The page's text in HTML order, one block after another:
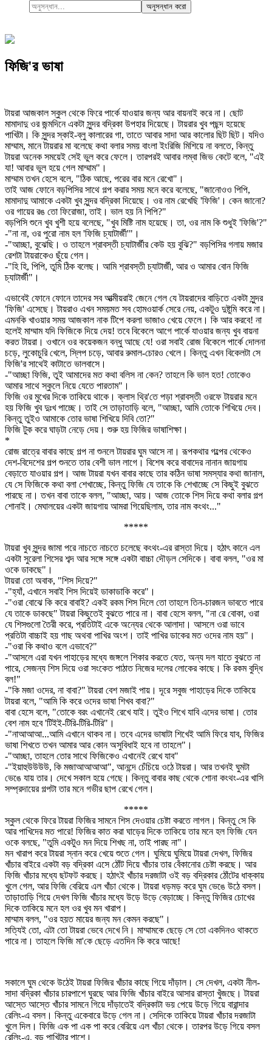
অনুসন্ধান করো
ফিজি'র ভাষা
টায়রা আজকাল স্কুল থেকে ফিরে পার্কে যাওয়ার জন্য আর বায়নাই করে না। ছোট
মামাদাদু ওর জন্মদিনে একটা সুন্দর বদ্রিকা উপহার দিয়েছে। টায়রার খুব পছন্দ হয়েছে
পাখিটা। কি সুন্দর স্কাই-ব্লু কালারের গা, তাতে আবার সাদা আর কালোর ছিট ছিট। যদিও
মাম্মাম, মানে টায়রার মা বলেছে কথা বলার সময় বাংলা ইংরিজি মিশিয়ে না বলতে, কিন্তু
টায়রা অনেক সময়েই সেই ভুল করে ফেলে। তারপরই আবার লম্বা জিভ কেটে বলে, "এই
যা! আবার ভুল হয়ে গেল মাম্মাম"।
মাম্মাম তখন হেসে বলে, "ঠিক আছে, পরের বার মনে রেখো"।
তাই আজ ফোনে বড়পিসির সাথে গল্প করার সময় মনে করে বলেছে, "জানোওও পিপি,
মামাদাদু আমাকে একটা খুব সুন্দর বদ্রিকা দিয়েছে। ওর নাম রেখেছি 'ফিজি'। কেন জানো?
ওর গায়ের রঙ তো ফিরোজা, তাই। ভাল হয় নি পিপি?"
বড়পিসি শুনে খুব খুশী হয়ে বলেছে, "খুব মিষ্টি নাম হয়েছে। তা, ওর নাম কি শুধুই 'ফিজি'?"
-"না না, ওর পুরো নাম হল 'ফিজি চ্যাটার্জী'"।
-"আচ্ছা, বুঝেছি। ও তাহলে শ্রাবস্তী চ্যাটার্জীর কেউ হয় বুঝি?" বড়পিসির গলায় মজার
রেশটা টায়রাকেও ছুঁয়ে গেল।
-"হি হি, পিপি, তুমি ঠিক বলেছ। আমি শ্রাবস্তী চ্যাটার্জী, আর ও আমার বোন ফিজি
চ্যাটার্জী"।
এভাবেই ফোনে ফোনে তাদের সব আত্মীয়রাই জেনে গেল যে টায়রাদের বাড়িতে একটা সুন্দর
'ফিজি' এসেছে। টায়রাও এখন সময়মত সব হোমওয়ার্ক সেরে নেয়, একটুও দুষ্টুমি করে না।
এমনকি খাওয়ার সময় আজকাল নাক টিপে করলা ভাজাও খেয়ে ফেলে। কি আর করবে! না
হলেই মাম্মাম যদি ফিজিকে দিয়ে দেয়! তবে বিকেলে আগে পার্কে যাওয়ার জন্য খুব বায়না
করত টায়রা। ওখানে ওর কয়েকজন বন্ধু আছে যে! ওরা সবাই রোজ বিকেলে পার্কে দোলনা
চড়ে, লুকোচুরি খেলে, স্লিপ চড়ে, আবার রুমাল-চোরও খেলে। কিন্তু এখন বিকেলটা সে
ফিজি'র সাথেই কাটাতে ভালবাসে।
-"আচ্ছা ফিজি, তুই আমাদের মত কথা বলিস না কেন? তাহলে কি ভাল হত! তোকেও
আমার সাথে স্কুলে নিয়ে যেতে পারতাম"।
ফিজি ওর মুখের দিকে তাকিয়ে থাকে। ক্লাস থ্রি'তে পড়া শ্রাবস্তী ওরফে টায়রার মনে
হয় ফিজি খুব দুঃখ পাচ্ছে। তাই সে তাড়াতাড়ি বলে, "আচ্ছা, আমি তোকে শিখিয়ে দেব।
কিন্তু তুইও আমাকে তোর ভাষা শিখিয়ে দিবি তো?"
ফিজি টুক করে ঘাড়টা নেড়ে দেয়। শুরু হয় ফিজির ভাষাশিক্ষা।
*
রোজ রাত্রে বাবার কাছে গল্প না শুনলে টায়রার ঘুম আসে না। রূপকথার গল্পের থেকেও
দেশ-বিদেশের গল্প শুনতে তার বেশী ভাল লাগে। বিশেষ করে বাবাদের নানান জায়গায়
বেড়াতে যাওয়ার গল্প। আজ টায়রা যখন বাবার কাছে তার কঠিন ভাষা সমস্যার কথা জানাল,
যে সে ফিজিকে কথা বলা শেখাচ্ছে, কিন্তু ফিজি যে তাকে কি শেখাচ্ছে সে কিছুই বুঝতে
পারছে না। তখন বাবা তাকে বলল, "আচ্ছা, আয়। আজ তোকে শিস দিয়ে কথা বলার গল্প
শোনাই। মেঘালয়ের একটা জায়গায় আমরা গিয়েছিলাম, তার নাম কংথং..."
*****
টায়রা খুব সুন্দর জামা পরে নাচতে নাচতে চলেছে কংথং-এর রাস্তা দিয়ে। হঠাৎ কানে এল
একটা সুরেলা শিসের শব্দ আর সঙ্গে সঙ্গে একটা বাচ্চা দৌড়ল সেদিকে। বাবা বলল, "ওর মা
ওকে ডাকছে"।
টায়রা তো অবাক, "শিস দিয়ে?"
-"হ্যাঁ, এখানে সবাই শিস দিয়েই ডাকাডাকি করে"।
-"ওরা বোঝে কি করে বাবাই? একই রকম শিস দিলে তো তাহলে তিন-চারজন ভাবতে পারে
যে তাকে ডাকছে" টায়রা কিছুতেই বুঝতে পারে না। বাবা হেসে বলল, "না রে বোকা, ওরা
যে শিসগুলো তৈরী করে, প্রতিটাই একে অন্যের থেকে আলাদা। আসলে ওরা ভাবে
প্রতিটা বাচ্চাই হয় গাছ অথবা পাখির অংশ। তাই পাখির ডাকের মত ওদের নাম হয়"।
-"ওরা কি কথাও বলে এভাবে?"
-"আসলে এরা যখন পাহাড়ের মধ্যে জঙ্গলে শিকার করতে যেত, অন্য দল যাতে বুঝতে না
পারে, সেজন্য শিস দিয়ে ওরা সংকেত পাঠাত নিজের দলের লোকের কাছে। কি রকম বুদ্ধি
বল!"
-"কি মজা ওদের, না বাবা?" টায়রা বেশ মজাই পায়। দূরে সবুজ পাহাড়ের দিকে তাকিয়ে
টায়রা বলে, "আমি কি করে ওদের ভাষা শিখব বাবা?"
বাবা হেসে বলে, "তোকে বরং এখানেই রেখে যাই। তুইও শিখে যাবি এদের ভাষা। তোর
বেশ নাম হবে 'টিইই-টিরি-টিরি-টিরি"।
-"নাআআআ...আমি এখানে থাকব না। তবে এদের ভাষাটা শিখেই আমি ফিরে যাব, ফিজির
ভাষা শিখতে তখন আমার আর কোন অসুবিধাই হবে না তাহলে"।
-"আচ্ছা, তাহলে তোর সাথে ফিজিকেও এখানেই রেখে যাব"
-"ইয়াহুউউউউ, কি মজাআআআআ", আনন্দে চেঁচিয়ে ওঠে টায়রা। আর তখনই ঘুমটা
ভেঙে যায় তার। দেখে সকাল হয়ে গেছে। কিন্তু বাবার কাছ থেকে শোনা কংথং-এর খাসি
সম্প্রদায়ের গল্পটা তার মনে গভীর ছাপ রেখে গেল।
*****
স্কুল থেকে ফিরে টায়রা ফিজির সামনে শিস দেওয়ার চেষ্টা করতে লাগল। কিন্তু সে কি
আর পাখিদের মত পারে! ফিজির কাত করা ঘাড়ের দিকে তাকিয়ে তার মনে হল ফিজি যেন
ওকে বলছে, "তুমি একটুও মন দিয়ে শিখছ না, তাই পারছ না"।
মন খারাপ করে টায়রা স্নান করে খেয়ে শুতে গেল। ঘুমিয়ে ঘুমিয়ে টায়রা দেখল, ফিজির
খাঁচার বাইরে একটা বড় বদ্রিকা এসে ঠোঁট দিয়ে খাঁচার তার বেঁকানোর চেষ্টা করছে। আর
ফিজি খাঁচার মধ্যে ছটফট করছে। হঠাৎই খাঁচার দরজাটা ওই বড় বদ্রিকার ঠোঁটের ধাক্কায়
খুলে গেল, আর ফিজি বেরিয়ে এল খাঁচা থেকে। টায়রা ধড়মড় করে ঘুম ভেঙে উঠে বসল।
তাড়াতাড়ি গিয়ে দেখল ফিজি খাঁচার মধ্যে উড়ে উড়ে বেড়াচ্ছে। কিন্তু ফিজির চোখের
দিকে তাকিয়ে মনে হল ওর খুব মন খারাপ।
মাম্মাম বলল, "ওর হয়ত মায়ের জন্য মন কেমন করছে"।
সত্যিই তো, এটা তো টায়রা ভেবে দেখে নি। মাম্মামকে ছেড়ে সে তো একদিনও থাকতে
পারে না। তাহলে ফিজি মা'কে ছেড়ে এতদিন কি করে আছে!
সকালে ঘুম থেকে উঠেই টায়রা ফিজির খাঁচার কাছে গিয়ে দাঁড়াল। সে দেখল, একটা নীল-
সাদা বদ্রিকা খাঁচার চারপাশে ঘুরছে আর ফিজি খাঁচার বাইরে আসার রাস্তা খুঁজছে। টায়রা
আস্তে আস্তে খাঁচার সামনে গিয়ে দাঁড়াতেই বদ্রিকাটা ভয় পেয়ে উড়ে গিয়ে বারান্দার
রেলিং-এ বসল। কিন্তু একেবারে উড়ে গেল না। সেদিকে তাকিয়ে টায়রা খাঁচার দরজাটা
খুলে দিল। ফিজি এক পা এক পা করে বেরিয়ে এল খাঁচা থেকে। তারপর উড়ে গিয়ে বসল
রেলিং-এ, বড় পাখিটার পাশে।